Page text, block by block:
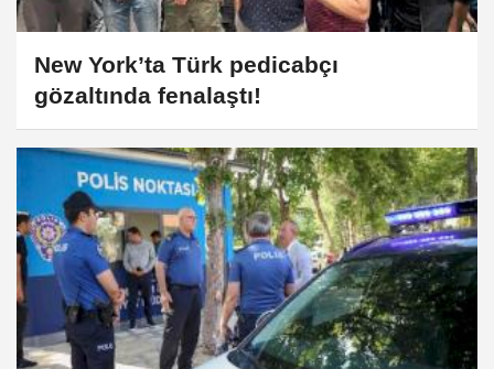
New York’ta Türk pedicabçı
gözaltında fenalaştı!